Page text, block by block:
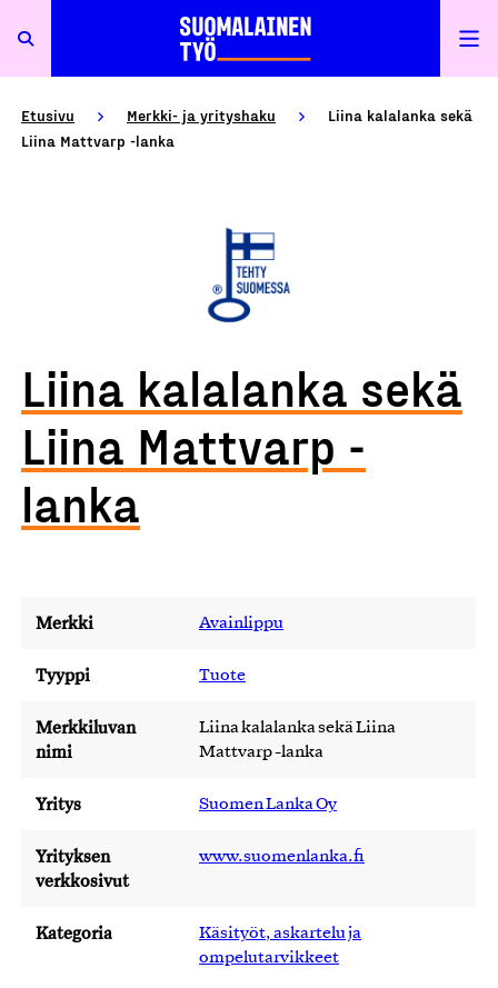
Etusivu Merkki- ja yrityshaku
Liina kalalanka sekä
Liina Mattvarp -lanka
Liina kalalanka sekä
Liina Mattvarp -
lanka
Merkki Avainlippu
Tyyppi Tuote
Merkkiluvan
nimi
Liina kalalanka sekä Liina
Mattvarp -lanka
Yritys Suomen Lanka Oy
Yrityksen
verkkosivut
www.suomenlanka.fi
Kategoria
Käsityöt, askartelu ja
ompelutarvikkeet